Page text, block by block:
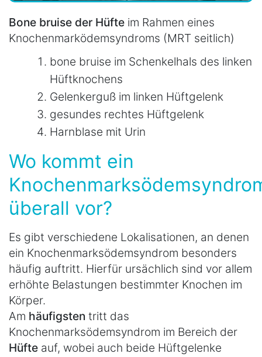
Bone bruise der Hüfte im Rahmen eines
Knochenmarködemsyndroms (MRT seitlich)
bone bruise im Schenkelhals des linken
Hüftknochens
Gelenkerguß im linken Hüftgelenk
gesundes rechtes Hüftgelenk
Harnblase mit Urin
Wo kommt ein
überall vor?
Es gibt verschiedene Lokalisationen, an denen
ein Knochenmarksödemsyndrom besonders
häufig auftritt. Hierfür ursächlich sind vor allem
erhöhte Belastungen bestimmter Knochen im
Körper.
Am häufigsten tritt das
Knochenmarksödemsyndrom im Bereich der
Hüfte auf, wobei auch beide Hüftgelenke